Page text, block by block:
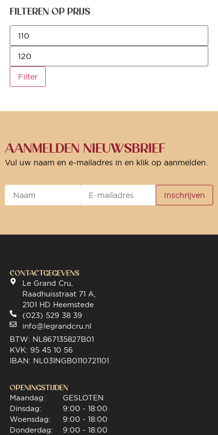
FILTEREN OP PRIJS
Filter
AANMELDEN NIEUWSBRIEF
Vul uw naam en e-mailadres in en klik op aanmelden.
CONTACTGEGEVENS
Le Grand Cru,
Raadhuisstraat 71 A,
2101 HD Heemstede
(023) 529 38 39
info@legrandcru.nl
BTW: NL867135827B01
KVK: 95 45 10 56
IBAN: NL03INGB0110721101
OPENINGSTIJDEN
Maandag:
Dinsdag:
Woensdag:
Donderdag:
GESLOTEN
9:00 - 18:00
9:00 - 18:00
9:00 - 18:00